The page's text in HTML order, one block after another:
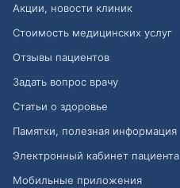
Акции, новости клиник
Стоимость медицинских услуг
Отзывы пациентов
Задать вопрос врачу
Статьи о здоровье
Памятки, полезная информация
Электронный кабинет пациента
Мобильные приложения